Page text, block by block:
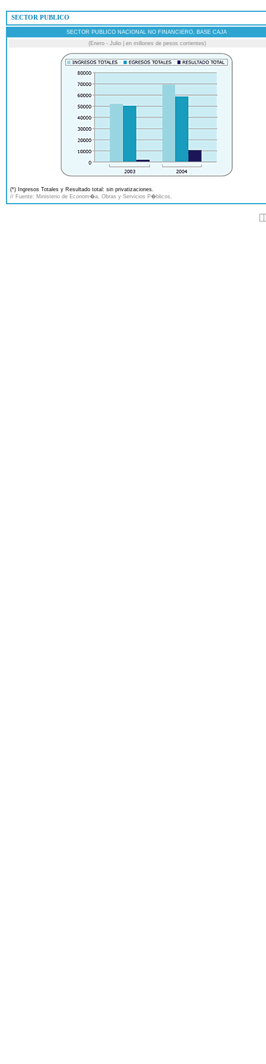
 SECTOR PUBLICO
SECTOR PUBLICO NACIONAL NO FINANCIERO, BASE CAJA
(Enero - Julio | en millones de pesos corrientes)
(*) Ingresos Totales y Resultado total: sin privatizaciones.
// Fuente: Ministerio de Econom�a, Obras y Servicios P�blicos.